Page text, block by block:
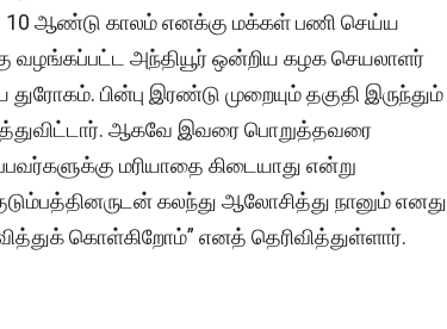
10 ஆண்டு காலம் எனக்கு மக்கள் பணி செய்ய
வழங்கப்பட்ட அந்தியூர் ஒன்றிய கழக செயலாளர்
பின்பு இரண்டு முறையும் தகுதி இருந்தும்
ஆகவே இவரை பொறுத்தவரை
மரியாதை கிடையாது என்று
கலந்து ஆலோசித்து நானும் எனது
கொள்கிறோம்” எனத் தெரிவித்துள்ளார்.